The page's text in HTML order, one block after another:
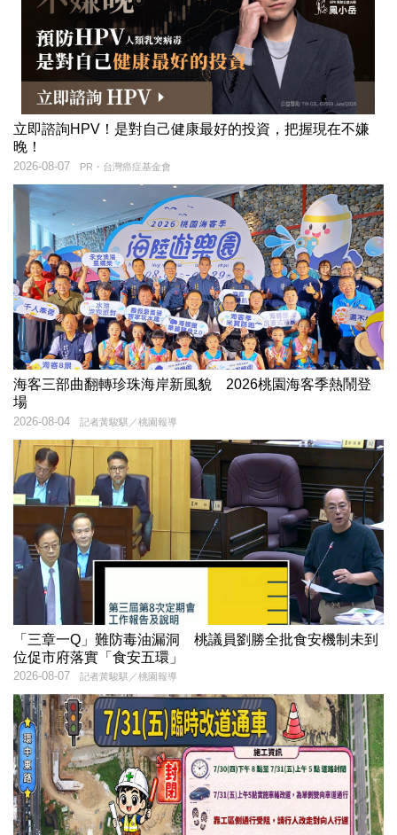
立即諮詢HPV！是對自己健康最好的投資，把握現在不嫌
晚！
PR・台灣癌症基金會
2026-08-07
海客三部曲翻轉珍珠海岸新風貌 2026桃園海客季熱鬧登
場
記者黃駿騏／桃園報導
2026-08-04
「三章一Q」難防毒油漏洞 桃議員劉勝全批食安機制未到
位促市府落實「食安五環」
記者黃駿騏／桃園報導
2026-08-07